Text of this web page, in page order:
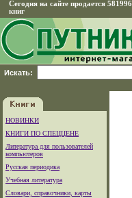
Сегодня на сайте продается 581996
книг
Искать:
НОВИНКИ
КНИГИ ПО СПЕЦЦЕНЕ
Литература для пользователей
компьютеров
Русская периодика
Учебная литература
Словари, справочники, карты